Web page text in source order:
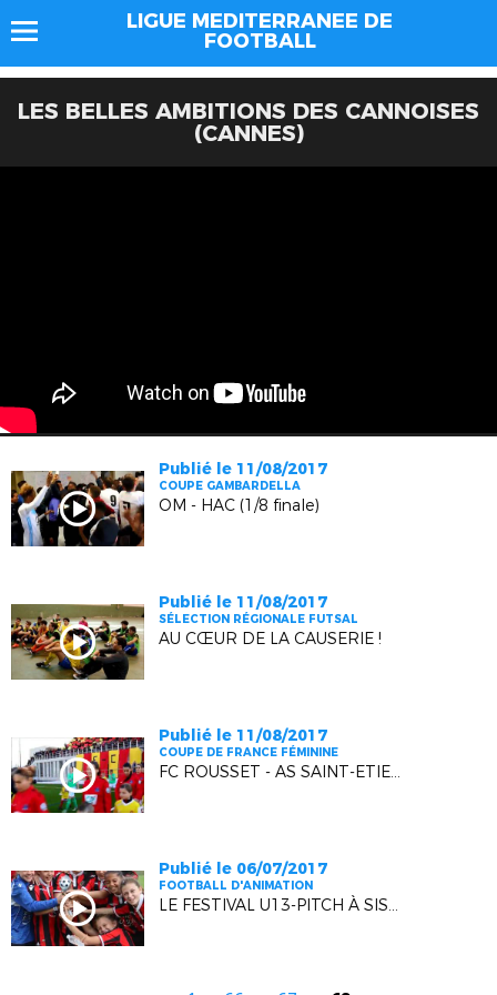
LIGUE MEDITERRANEE DE
FOOTBALL
LES BELLES AMBITIONS DES CANNOISES
(CANNES)
Publié le 11/08/2017
COUPE GAMBARDELLA
OM - HAC (1/8 finale)
Publié le 11/08/2017
SÉLECTION RÉGIONALE FUTSAL
AU CŒUR DE LA CAUSERIE !
Publié le 11/08/2017
COUPE DE FRANCE FÉMININE
FC ROUSSET - AS SAINT-ETIENNE (1/8 FINALE)
Publié le 06/07/2017
FOOTBALL D'ANIMATION
LE FESTIVAL U13-PITCH À SISTERON